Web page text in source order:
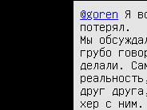
@goren Я
потерял.
Мы
грубо
делали.
друг
хер с ним.